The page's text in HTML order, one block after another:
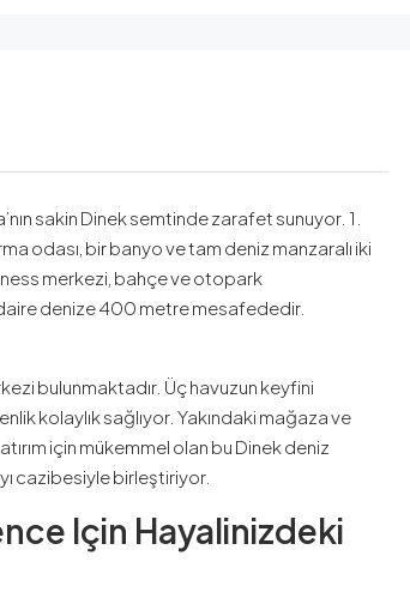
sakin Dinek semtinde zarafet sunuyor. 1.
odası, bir banyo ve tam deniz manzaralı iki
merkezi, bahçe ve otopark
daire denize 400 metre mesafededir.
bulunmaktadır. Üç havuzun keyfini
kolaylık sağlıyor. Yakındaki mağaza ve
için mükemmel olan bu Dinek deniz
cazibesiyle birleştiriyor.
Için Hayalinizdeki